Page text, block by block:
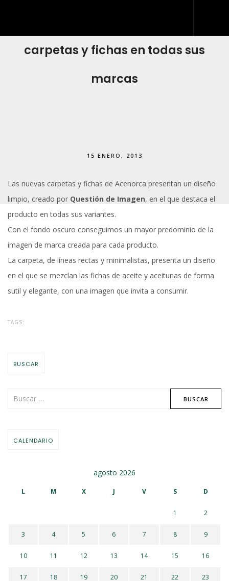
CONTACTO
carpetas y fichas en todas sus
marcas
15 ENERO, 2013
Las nuevas carpetas y fichas de Acenorca presentan un diseño
limpio, creado por Questión de Imagen, en el que destaca el
producto en todas sus variantes.
Con el fondo oscuro conseguimos un mayor predominio de la
imagen de marca creada para cada producto.
La carpeta, de líneas rectas y minimalistas, presenta un diseño
en el que se mezclan las fichas de aceite y aceitunas de forma
sutil y elegante, con una imagen que invita a consumir.
TAGS:
BUSCAR
CALENDARIO
agosto 2026
L M X J V S D
1 2
3 4 5 6 7 8 9
10 11 12 13 14 15 16
17 18 19 20 21 22 23